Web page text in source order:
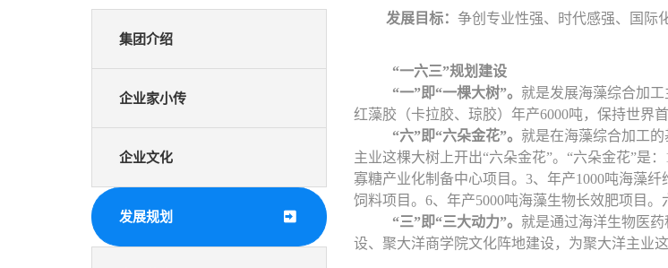
集团介绍
企业家小传
企业文化
发展规划
发展目标： 争创专业性强、时代感强、国际
“一六三”规划建设
“一”即“一棵大树”。 就是发展海藻综合加
红藻胶（卡拉胶、琼胶）年产6000吨，保持世界
“六”即“六朵金花”。 就是在海藻综合加工
主业这棵大树上开出“六朵金花”。“六朵金花”是
寡糖产业化制备中心项目。3、年产1000吨海藻
饲料项目。6、年产5000吨海藻生物长效肥项目
“三”即“三大动力”。 就是通过海洋生物医
设、聚大洋商学院文化阵地建设，为聚大洋主业